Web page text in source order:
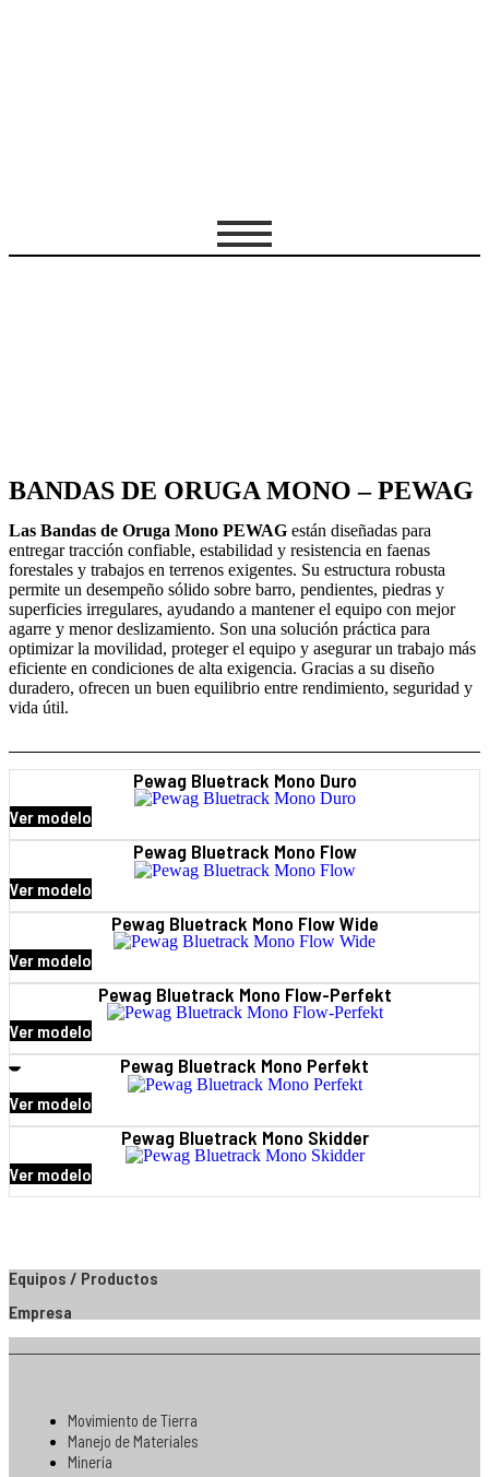
BANDAS DE ORUGA MONO – PEWAG
Las Bandas de Oruga Mono PEWAG están diseñadas para
entregar tracción confiable, estabilidad y resistencia en faenas
forestales y trabajos en terrenos exigentes. Su estructura robusta
permite un desempeño sólido sobre barro, pendientes, piedras y
superficies irregulares, ayudando a mantener el equipo con mejor
agarre y menor deslizamiento. Son una solución práctica para
optimizar la movilidad, proteger el equipo y asegurar un trabajo más
eficiente en condiciones de alta exigencia. Gracias a su diseño
duradero, ofrecen un buen equilibrio entre rendimiento, seguridad y
vida útil.
Pewag Bluetrack Mono Duro
Ver modelo
Pewag Bluetrack Mono Flow
Ver modelo
Pewag Bluetrack Mono Flow Wide
Ver modelo
Pewag Bluetrack Mono Flow-Perfekt
Ver modelo
Pewag Bluetrack Mono Perfekt
Ver modelo
Pewag Bluetrack Mono Skidder
Ver modelo
Equipos / Productos
Empresa
Movimiento de Tierra
Manejo de Materiales
Minería